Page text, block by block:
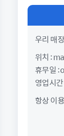
우리 매
위치 :
휴무일 :
영업시
항상 이